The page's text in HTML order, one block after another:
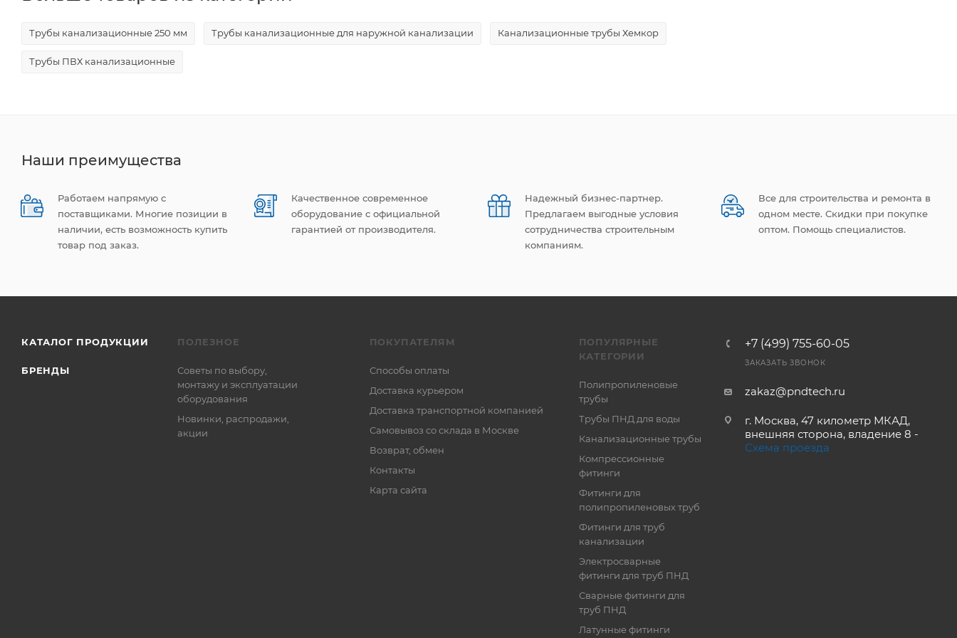
Трубы канализационные 250 мм Трубы канализационные для наружной канализации Канализационные трубы Хемкор
Трубы ПВХ канализационные
Наши преимущества
Работаем напрямую с
поставщиками. Многие позиции в
наличии, есть возможность купить
товар под заказ.
Качественное современное
оборудование с официальной
гарантией от производителя.
Надежный бизнес-партнер.
Предлагаем выгодные условия
сотрудничества строительным
компаниям.
Все для строительства и ремонта в
одном месте. Скидки при покупке
оптом. Помощь специалистов.
КАТАЛОГ ПРОДУКЦИИ
БРЕНДЫ
ПОЛЕЗНОЕ
Советы по выбору,
монтажу и эксплуатации
оборудования
Новинки, распродажи,
акции
ПОКУПАТЕЛЯМ
Способы оплаты
Доставка курьером
Доставка транспортной компанией
Самовывоз со склада в Москве
Возврат, обмен
Контакты
Карта сайта
ПОПУЛЯРНЫЕ
КАТЕГОРИИ
Полипропиленовые
трубы
Трубы ПНД для воды
Канализационные трубы
Компрессионные
фитинги
Фитинги для
полипропиленовых труб
Фитинги для труб
канализации
Электросварные
фитинги для труб ПНД
Сварные фитинги для
труб ПНД
Латунные фитинги
+7 (499) 755-60-05
ЗАКАЗАТЬ ЗВОНОК
zakaz@pndtech.ru
г. Москва, 47 километр МКАД,
внешняя сторона, владение 8 -
Схема проезда